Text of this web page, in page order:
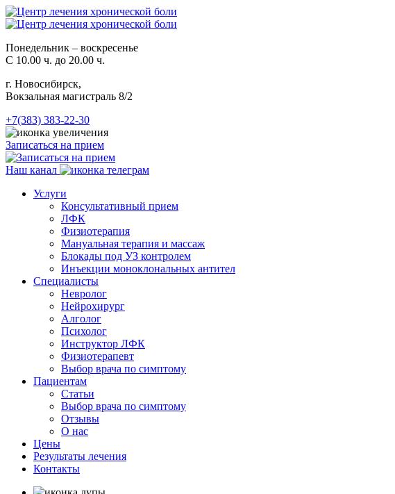
Понедельник – воскресенье
С 10.00 ч. до 20.00 ч.
г. Новосибирск,
Вокзальная магистраль 8/2
+7(383) 383-22-30
Записаться на прием
Наш канал
Услуги
Консультативный прием
ЛФК
Физиотерапия
Мануальная терапия и массаж
Блокады под УЗ контролем
Инъекции моноклональных антител
Специалисты
Невролог
Нейрохирург
Алголог
Психолог
Инструктор ЛФК
Физиотерапевт
Выбор врача по симптому
Пациентам
Статьи
Выбор врача по симптому
Отзывы
О нас
Цены
Результаты лечения
Контакты